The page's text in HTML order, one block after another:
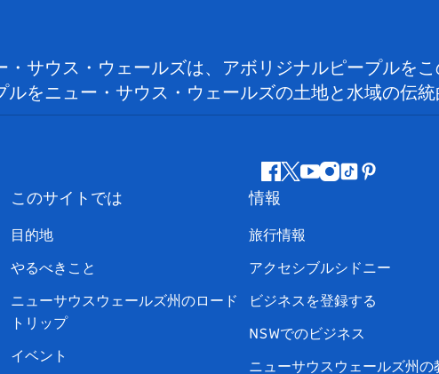
・サウス・ウェールズは、アボリジナルピープルを
ルをニュー・サウス・ウェールズの土地と水域の伝
フ
ェ
イ
ブ
ッ
ツ
ッ
ー
ユ
ー
ブ
イ
グ
ラ
テ
ト
ッ
ピ
ス
ト
このサイトでは
目的地
やるべきこと
ニューサウスウェールズ州のロード
トリップ
イベント
情報
旅行情報
アクセシブルシドニー
ビジネスを登録する
NSWでのビジネス
ニューサウスウェールズ州の